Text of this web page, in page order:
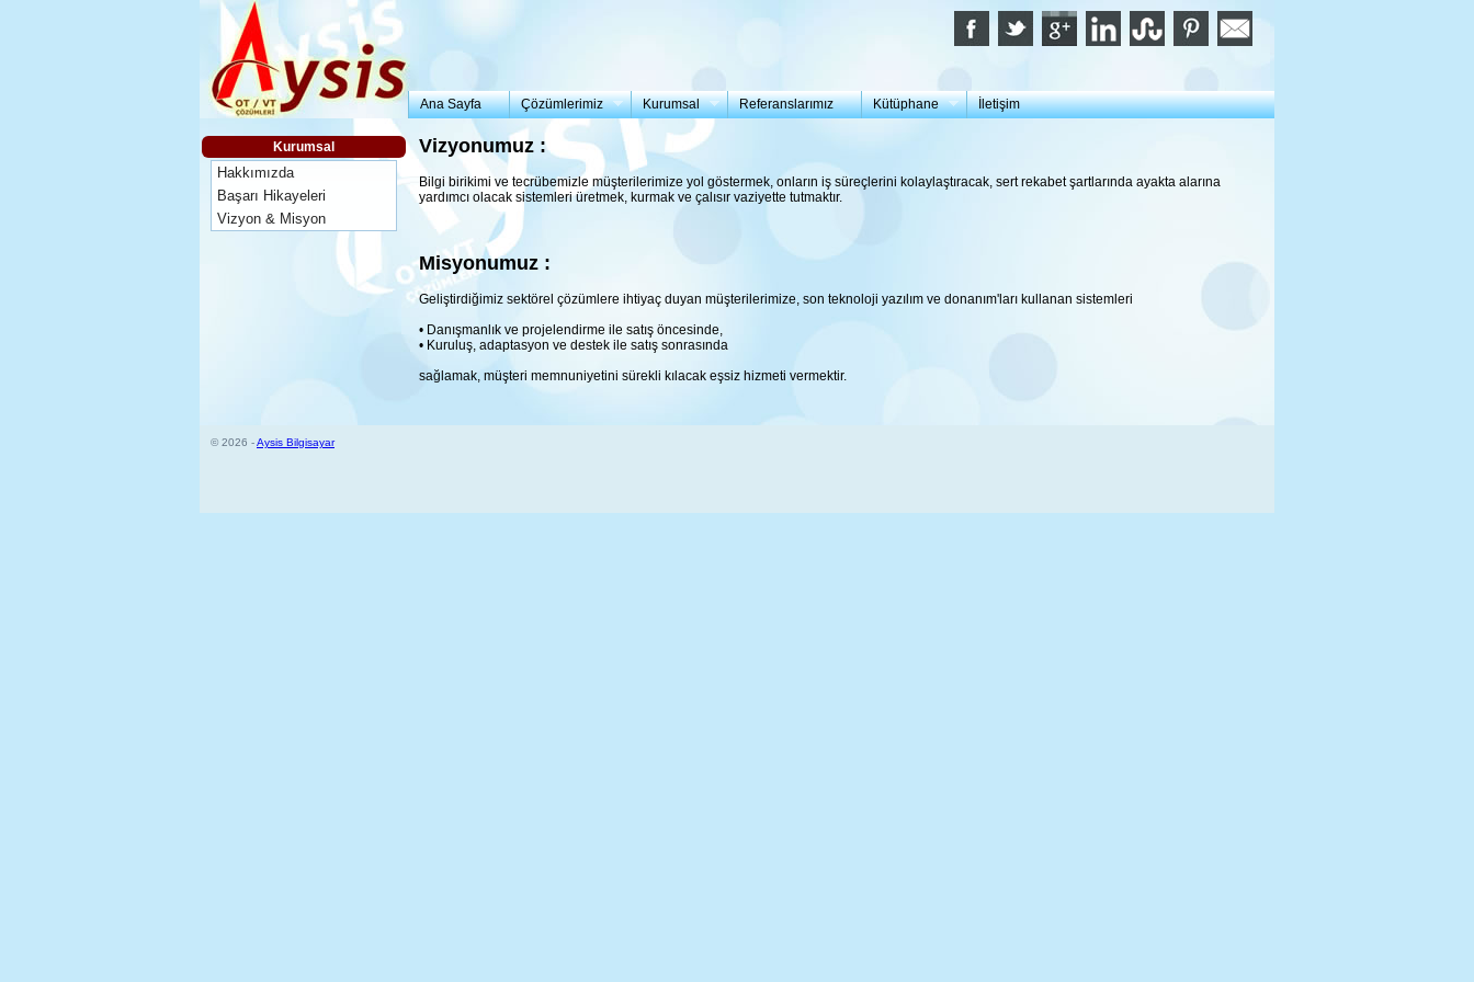
Ana Sayfa Çözümlerimiz Kurumsal Referanslarımız Kütüphane İletişim
Kurumsal
Hakkımızda
Başarı Hikayeleri
Vizyon & Misyon
Vizyonumuz :
Bilgi birikimi ve tecrübemizle müşterilerimize yol göstermek, onların iş süreçlerini kolaylaştıracak, sert rekabet şartlarında ayakta alarına
yardımcı olacak sistemleri üretmek, kurmak ve çalısır vaziyette tutmaktır.
Misyonumuz :
Geliştirdiğimiz sektörel çözümlere ihtiyaç duyan müşterilerimize, son teknoloji yazılım ve donanım'ları kullanan sistemleri
• Danışmanlık ve projelendirme ile satış öncesinde,
• Kuruluş, adaptasyon ve destek ile satış sonrasında
sağlamak, müşteri memnuniyetini sürekli kılacak eşsiz hizmeti vermektir.
© 2026 -Aysis Bilgisayar